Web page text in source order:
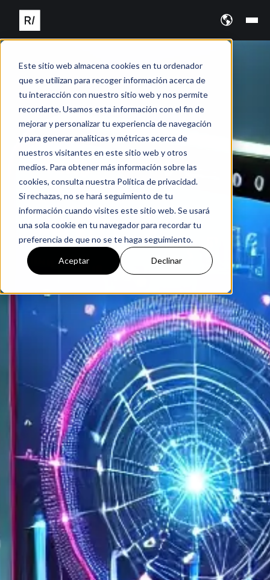
Este sitio web almacena cookies en tu ordenador
que se utilizan para recoger información acerca de
tu interacción con nuestro sitio web y nos permite
recordarte. Usamos esta información con el fin de
mejorar y personalizar tu experiencia de navegación
y para generar analíticas y métricas acerca de
nuestros visitantes en este sitio web y otros
medios. Para obtener más información sobre las
cookies, consulta nuestra Política de privacidad.
Si rechazas, no se hará seguimiento de tu
información cuando visites este sitio web. Se usará
una sola cookie en tu navegador para recordar tu
preferencia de que no se te haga seguimiento.
Aceptar Declinar